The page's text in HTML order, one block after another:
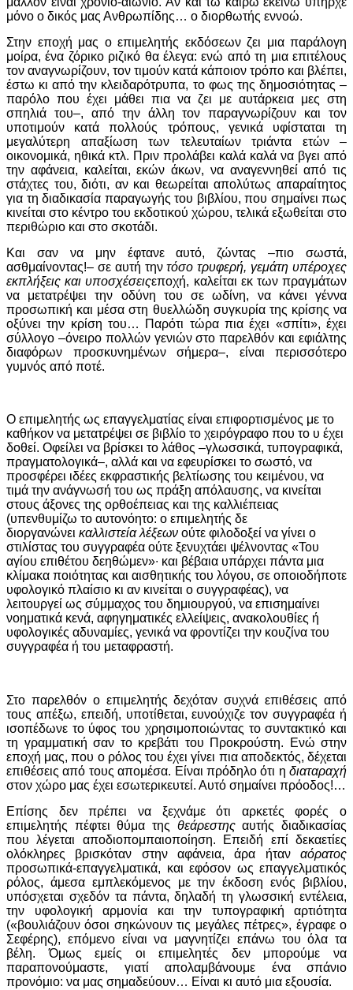
μόνο ο δικός μας Ανθρωπίδης… ο διορθωτής εννοώ.
Στην εποχή μας ο επιμελητής εκδόσεων ζει μια παράλογη
μοίρα, ένα ζόρικο ριζικό θα έλεγα: ενώ από τη μια επιτέλους
τον αναγνωρίζουν, τον τιμούν κατά κάποιον τρόπο και βλέπει,
έστω κι από την κλειδαρότρυπα, το φως της δημοσιότητας –
παρόλο που έχει μάθει πια να ζει με αυτάρκεια μες στη
σπηλιά του–, από την άλλη τον παραγνωρίζουν και τον
υποτιμούν κατά πολλούς τρόπους, γενικά υφίσταται τη
μεγαλύτερη απαξίωση των τελευταίων τριάντα ετών –
οικονομικά, ηθικά κτλ. Πριν προλάβει καλά καλά να βγει από
την αφάνεια, καλείται, εκών άκων, να αναγεννηθεί από τις
στάχτες του, διότι, αν και θεωρείται απολύτως απαραίτητος
για τη διαδικασία παραγωγής του βιβλίου, που σημαίνει πως
κινείται στο κέντρο του εκδοτικού χώρου, τελικά εξωθείται στο
περιθώριο και στο σκοτάδι.
Και σαν να μην έφτανε αυτό, ζώντας –πιο σωστά,
ασθμαίνοντας!– σε αυτή τηντόσο τρυφερή, γεμάτη υπέροχες
εκπλήξεις και υποσχέσειςεποχή, καλείται εκ των πραγμάτων
να μετατρέψει την οδύνη του σε ωδίνη, να κάνει γέννα
προσωπική και μέσα στη θυελλώδη συγκυρία της κρίσης να
οξύνει την κρίση του… Παρότι τώρα πια έχει «σπίτι», έχει
σύλλογο –όνειρο πολλών γενιών στο παρελθόν και εφιάλτης
διαφόρων προσκυνημένων σήμερα–, είναι περισσότερο
γυμνός από ποτέ.
Ο επιμελητής ως επαγγελματίας είναι επιφορτισμένος με το
καθήκον να μετατρέψει σε βιβλίο το χειρόγραφο που το υ έχει
δοθεί. Οφείλει να βρίσκει το λάθος –γλωσσικά, τυπογραφικά,
πραγματολογικά–, αλλά και να εφευρίσκει το σωστό, να
προσφέρει ιδέες εκφραστικής βελτίωσης του κειμένου, να
τιμά την ανάγνωσή του ως πράξη απόλαυσης, να κινείται
στους άξονες της ορθοέπειας και της καλλιέπειας
(υπενθυμίζω το αυτονόητο: ο επιμελητής δε
διοργανώνει καλλιστεία λέξεων ούτε φιλοδοξεί να γίνει ο
στιλίστας του συγγραφέα ούτε ξενυχτάει ψέλνοντας «Του
αγίου επιθέτου δεηθώμεν»∙ και βέβαια υπάρχει πάντα μια
κλίμακα ποιότητας και αισθητικής του λόγου, σε οποιοδήποτε
υφολογικό πλαίσιο κι αν κινείται ο συγγραφέας), να
λειτουργεί ως σύμμαχος του δημιουργού, να επισημαίνει
νοηματικά κενά, αφηγηματικές ελλείψεις, ανακολουθίες ή
υφολογικές αδυναμίες, γενικά να φροντίζει την κουζίνα του
συγγραφέα ή του μεταφραστή.
Στο παρελθόν ο επιμελητής δεχόταν συχνά επιθέσεις από
τους απέξω, επειδή, υποτίθεται, ευνούχιζε τον συγγραφέα ή
ισοπέδωνε το ύφος του χρησιμοποιώντας το συντακτικό και
τη γραμματική σαν το κρεβάτι του Προκρούστη. Ενώ στην
εποχή μας, που ο ρόλος του έχει γίνει πια αποδεκτός, δέχεται
επιθέσεις από τους απομέσα. Είναι πρόδηλο ότι η διαταραχή
στον χώρο μας έχει εσωτερικευτεί. Αυτό σημαίνει πρόοδος!…
Επίσης δεν πρέπει να ξεχνάμε ότι αρκετές φορές ο
επιμελητής πέφτει θύμα της θεάρεστηςαυτής διαδικασίας
που λέγεται αποδιοπομπαιοποίηση. Επειδή επί δεκαετίες
ολόκληρες βρισκόταν στην αφάνεια, άρα ήταν αόρατος
προσωπικά-επαγγελματικά, και εφόσον ως επαγγελματικός
ρόλος, άμεσα εμπλεκόμενος με την έκδοση ενός βιβλίου,
υπόσχεται σχεδόν τα πάντα, δηλαδή τη γλωσσική εντέλεια,
την υφολογική αρμονία και την τυπογραφική αρτιότητα
(«βουλιάζουν όσοι σηκώνουν τις μεγάλες πέτρες», έγραφε ο
Σεφέρης), επόμενο είναι να μαγνητίζει επάνω του όλα τα
βέλη. Όμως εμείς οι επιμελητές δεν μπορούμε να
παραπονούμαστε, γιατί απολαμβάνουμε ένα σπάνιο
προνόμιο: να μας σημαδεύουν… Είναι κι αυτό μια εξουσία.